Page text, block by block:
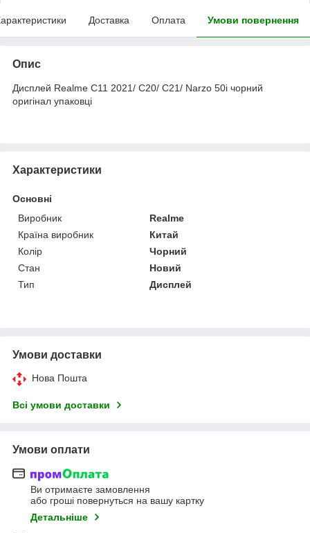
Доставка Оплата Умови повернення
Опис
Дисплей Realme C11 2021/ C20/ C21/ Narzo 50i чорний
оригінал упаковці
Характеристики
Основні
Виробник
Realme
Країна виробник
Китай
Колір
Чорний
Стан
Новий
Тип
Дисплей
Умови доставки
Нова Пошта
Всі умови доставки
Умови оплати
Ви отримаєте замовлення
або гроші повернуться на вашу картку
Детальніше